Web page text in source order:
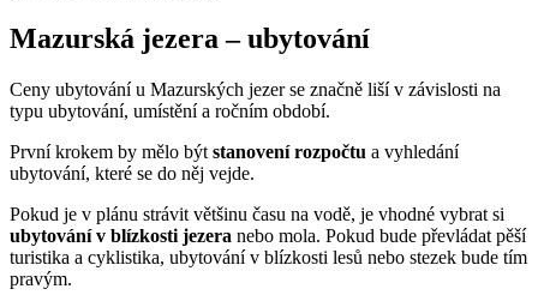
Mazurská jezera – ubytování
Ceny ubytování u Mazurských jezer se značně liší v závislosti na
typu ubytování, umístění a ročním období.
První krokem by mělo být stanovení rozpočtu a vyhledání
ubytování, které se do něj vejde.
Pokud je v plánu strávit většinu času na vodě, je vhodné vybrat si
ubytování v blízkosti jezera nebo mola. Pokud bude převládat pěší
turistika a cyklistika, ubytování v blízkosti lesů nebo stezek bude tím
pravým.